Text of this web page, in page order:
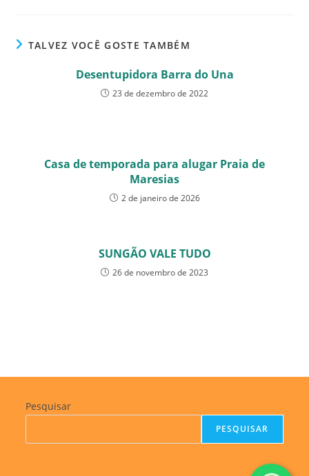
TALVEZ VOCÊ GOSTE TAMBÉM
Desentupidora Barra do Una
23 de dezembro de 2022
Casa de temporada para alugar Praia de
Maresias
2 de janeiro de 2026
SUNGÃO VALE TUDO
26 de novembro de 2023
Pesquisar
PESQUISAR